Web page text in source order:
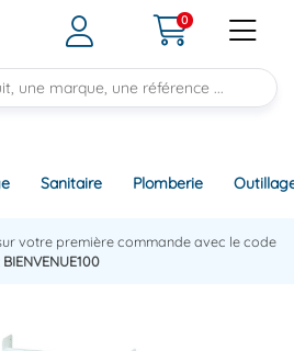
0
Sanitaire Plomberie
votre première commande avec le code
BIENVENUE100